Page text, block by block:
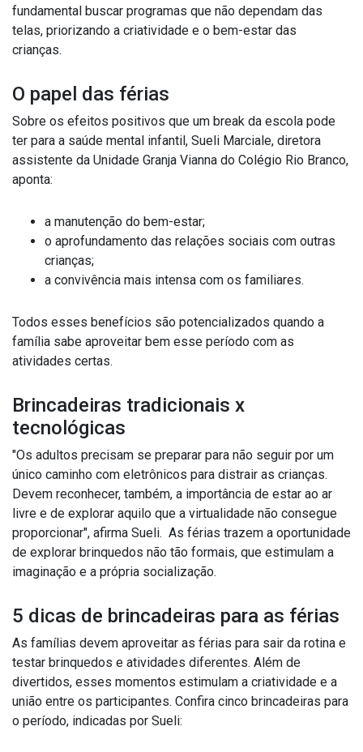
fundamental buscar programas que não dependam das
telas, priorizando a criatividade e o bem-estar das
crianças.
O papel das férias
Sobre os efeitos positivos que um break da escola pode
ter para a saúde mental infantil, Sueli Marciale, diretora
assistente da Unidade Granja Vianna do Colégio Rio Branco,
aponta:
a manutenção do bem-estar;
o aprofundamento das relações sociais com outras
crianças;
a convivência mais intensa com os familiares.
Todos esses benefícios são potencializados quando a
família sabe aproveitar bem esse período com as
atividades certas.
Brincadeiras tradicionais x
tecnológicas
"Os adultos precisam se preparar para não seguir por um
único caminho com eletrônicos para distrair as crianças.
Devem reconhecer, também, a importância de estar ao ar
livre e de explorar aquilo que a virtualidade não consegue
proporcionar", afirma Sueli. As férias trazem a oportunidade
de explorar brinquedos não tão formais, que estimulam a
imaginação e a própria socialização.
5 dicas de brincadeiras para as férias
As famílias devem aproveitar as férias para sair da rotina e
testar brinquedos e atividades diferentes. Além de
divertidos, esses momentos estimulam a criatividade e a
união entre os participantes. Confira cinco brincadeiras para
o período, indicadas por Sueli: